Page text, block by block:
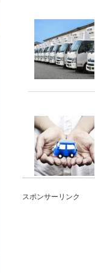
スポンサーリンク